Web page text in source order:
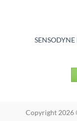
Copyright 2026